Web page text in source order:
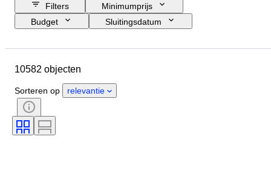
Filters
Minimumprijs
Budget
Sluitingsdatum
Land van herkomst
Geslacht
Conditie
Certificaat
Oplage
Horloge uurwerk
10582 objecten
Sorteren op relevantie